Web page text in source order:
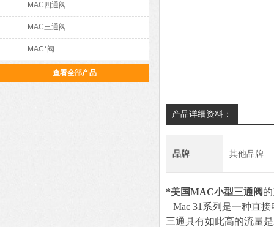
MAC四通阀
MAC三通阀
MAC*阀
查看全部产品
产品详细资料：
品牌 其他品牌
*美国MAC小型三通阀
Mac 31系列是一种直
三通具有如此高的流量